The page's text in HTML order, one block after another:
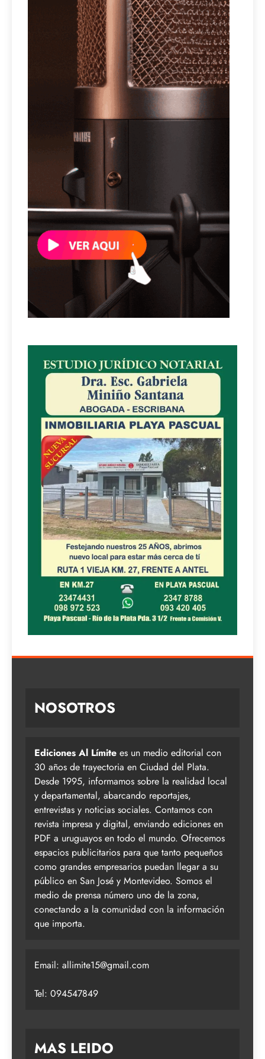
NOSOTROS
Ediciones Al Límite es un medio editorial con
30 años de trayectoria en Ciudad del Plata.
Desde 1995, informamos sobre la realidad local
y departamental, abarcando reportajes,
entrevistas y noticias sociales. Contamos con
revista impresa y digital, enviando ediciones en
PDF a uruguayos en todo el mundo. Ofrecemos
espacios publicitarios para que tanto pequeños
como grandes empresarios puedan llegar a su
público en San José y Montevideo. Somos el
medio de prensa número uno de la zona,
conectando a la comunidad con la información
que importa.
Email: allimite15@gmail.com
Tel: 094547849
MAS LEIDO